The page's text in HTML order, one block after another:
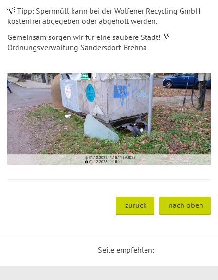
💡 Tipp: Sperrmüll kann bei der Wolfener Recycling GmbH
kostenfrei abgegeben oder abgeholt werden.
Gemeinsam sorgen wir für eine saubere Stadt! 💚
Ordnungsverwaltung Sandersdorf-Brehna
zurück nach oben
Seite empfehlen: